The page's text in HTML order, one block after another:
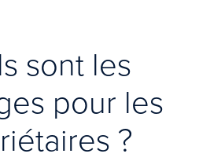
sont les
pour les
?